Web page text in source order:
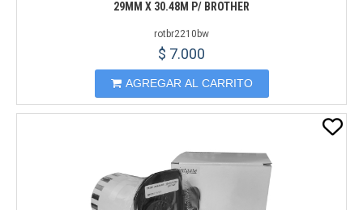
29MM X 30.48M P/ BROTHER
rotbr2210bw
$ 7.000
AGREGAR AL CARRITO